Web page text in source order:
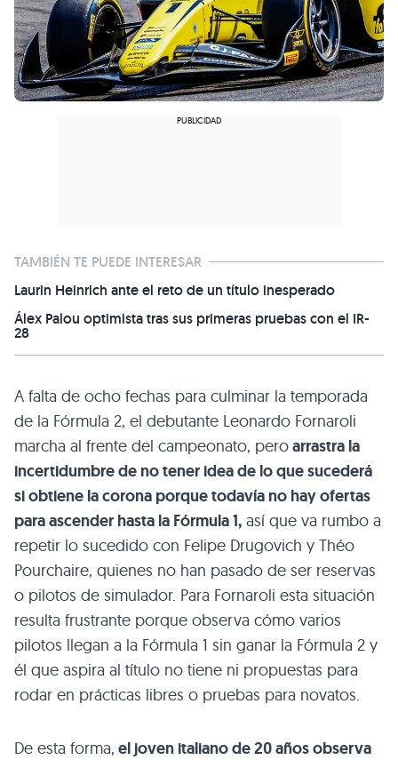
TAMBIÉN TE PUEDE INTERESAR
Laurin Heinrich ante el reto de un título inesperado
Álex Palou optimista tras sus primeras pruebas con el IR-
28
A falta de ocho fechas para culminar la temporada
de la Fórmula 2, el debutante Leonardo Fornaroli
marcha al frente del campeonato, peroarrastra la
incertidumbre de no tener idea de lo que sucederá
si obtiene la corona porque todavía no hay ofertas
para ascender hasta la Fórmula 1, así que va rumbo a
repetir lo sucedido con Felipe Drugovich y Théo
Pourchaire, quienes no han pasado de ser reservas
o pilotos de simulador. Para Fornaroli esta situación
resulta frustrante porque observa cómo varios
pilotos llegan a la Fórmula 1 sin ganar la Fórmula 2 y
él que aspira al título no tiene ni propuestas para
rodar en prácticas libres o pruebas para novatos.
De esta forma, el joven italiano de 20 años observa